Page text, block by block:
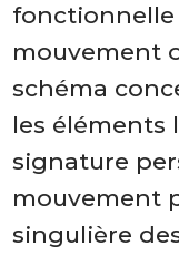
fonctionnelle
mouvement
schéma
les éléments
signature
mouvement
singulière